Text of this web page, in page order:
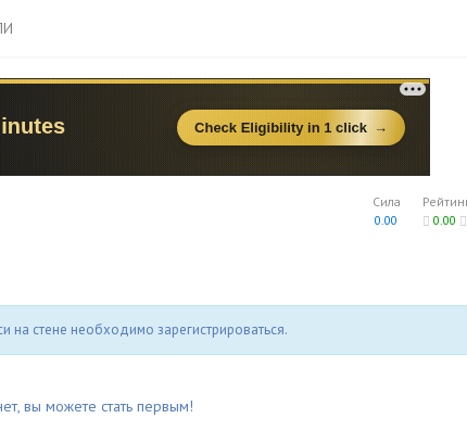
0.00
Сила
0.00
на стене необходимо зарегистрироваться.
вы можете стать первым!